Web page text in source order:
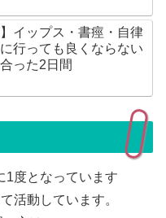
】イップス・書痙・自律
行っても良くならない
った2日間
1度となっています
活動しています。